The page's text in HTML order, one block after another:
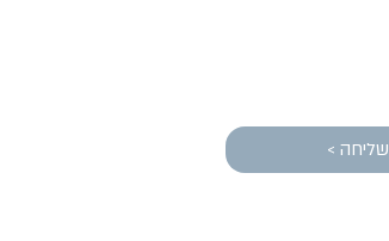
שליחה >